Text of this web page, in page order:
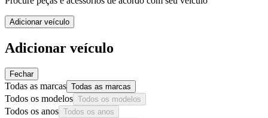
Adicionar veículo
Adicionar veículo
Fechar
Todas as marcas Todas as marcas
Todos os modelos Todos os modelos
Todos os anos Todos os anos